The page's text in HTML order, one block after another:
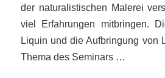
der naturalistischen Malerei
viel Erfahrungen mitbringen.
Liquin und die Aufbringung von
Thema des Seminars …